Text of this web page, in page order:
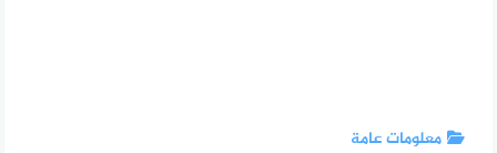
معلومات عامة